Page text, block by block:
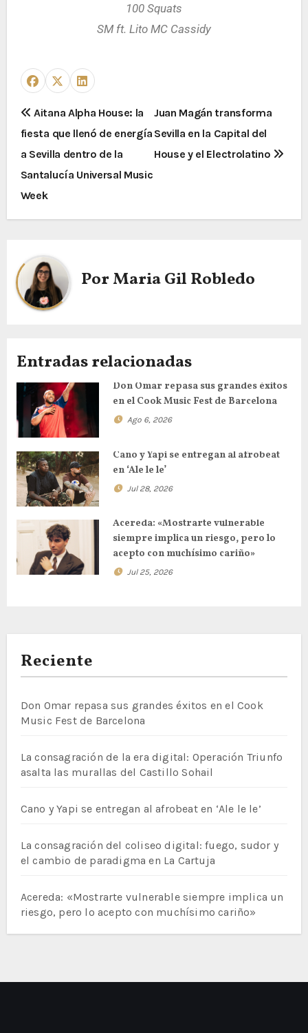
100 Squats
SM ft. Lito MC Cassidy
Aitana Alpha House: la
fiesta que llenó de energía
a Sevilla dentro de la
Santalucía Universal Music
Week
Juan Magán transforma
Sevilla en la Capital del
House y el Electrolatino
PorMaria Gil Robledo
Entradas relacionadas
Don Omar repasa sus grandes éxitos
en el Cook Music Fest de Barcelona
Ago 6, 2026
Cano y Yapi se entregan al afrobeat
en ‘Ale le le’
Jul 28, 2026
Acereda: «Mostrarte vulnerable
siempre implica un riesgo, pero lo
acepto con muchísimo cariño»
Jul 25, 2026
Reciente
Don Omar repasa sus grandes éxitos en el Cook
Music Fest de Barcelona
La consagración de la era digital: Operación Triunfo
asalta las murallas del Castillo Sohail
Cano y Yapi se entregan al afrobeat en ‘Ale le le’
La consagración del coliseo digital: fuego, sudor y
el cambio de paradigma en La Cartuja
Acereda: «Mostrarte vulnerable siempre implica un
riesgo, pero lo acepto con muchísimo cariño»